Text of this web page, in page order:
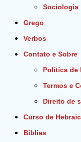
Sociologia
Grego
Verbos
Contato e Sobre
Política de
Termos e
Direito de
Curso de
Bíblias